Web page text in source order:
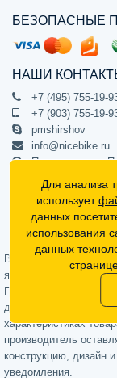
БЕЗОПАСНЫЕ
НАШИ
+7 (495) 755-19-
+7 (903) 755-19-
pmshirshov
info@nicebike.ru
Прием звонков
ПВЗ Пн-Пт с 10:00 до
г. Москва, ул.
подъезд 1,
Официальный
Вся информация на
является публичной
Гражданского
достоверную
характеристиках
производитель
конструкцию, дизайн
уведомления.
Для анализа
использует
данных
использования
данных